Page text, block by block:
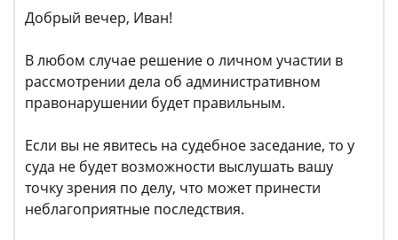
Добрый вечер, Иван!
В любом случае решение о личном участии в
рассмотрении дела об административном
правонарушении будет правильным.
Если вы не явитесь на судебное заседание, то у
суда не будет возможности выслушать вашу
точку зрения по делу, что может принести
неблагоприятные последствия.